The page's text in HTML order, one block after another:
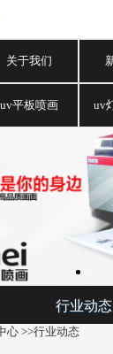
关于我们
uv平板喷画 uv
行业动态
心 >>行业动态